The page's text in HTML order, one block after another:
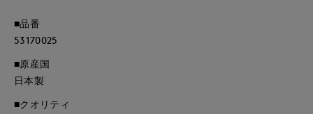
■品番
53170025
■原産国
日本製
■クオリティ